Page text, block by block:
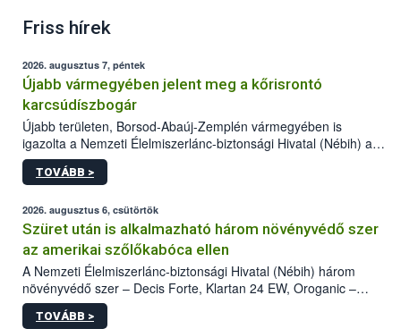
Friss hírek
2026. augusztus 7, péntek
Újabb vármegyében jelent meg a kőrisrontó
karcsúdíszbogár
Újabb területen, Borsod-Abaúj-Zemplén vármegyében is
igazolta a Nemzeti Élelmiszerlánc-biztonsági Hivatal (Nébih) a
kőrisrontó karcsúdíszbogár (Agrilus planipennis) jelenlétét. A
kártevőt nem csak színcsapdában találták meg, de már fertőzött
az intenzív felderítést, emellett az intézkedéseket a szlovák
hatósággal is összehangolják a terjedés megállítása érdekében.
TOVÁBB >
2026. augusztus 6, csütörtök
Szüret után is alkalmazható három növényvédő szer
az amerikai szőlőkabóca ellen
A Nemzeti Élelmiszerlánc-biztonsági Hivatal (Nébih) három
növényvédő szer – Decis Forte, Klartan 24 EW, Oroganic –
engedélyokiratát módosította, így azok a szüretet követően,
egészen a vesszőérettség (BBCH 91) stádiumáig
TOVÁBB >